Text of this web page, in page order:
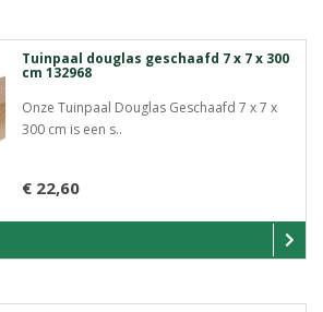
Tuinpaal douglas geschaafd 7 x 7 x 300
cm 132968
Onze Tuinpaal Douglas Geschaafd 7 x 7 x
300 cm is een s..
€ 22,60